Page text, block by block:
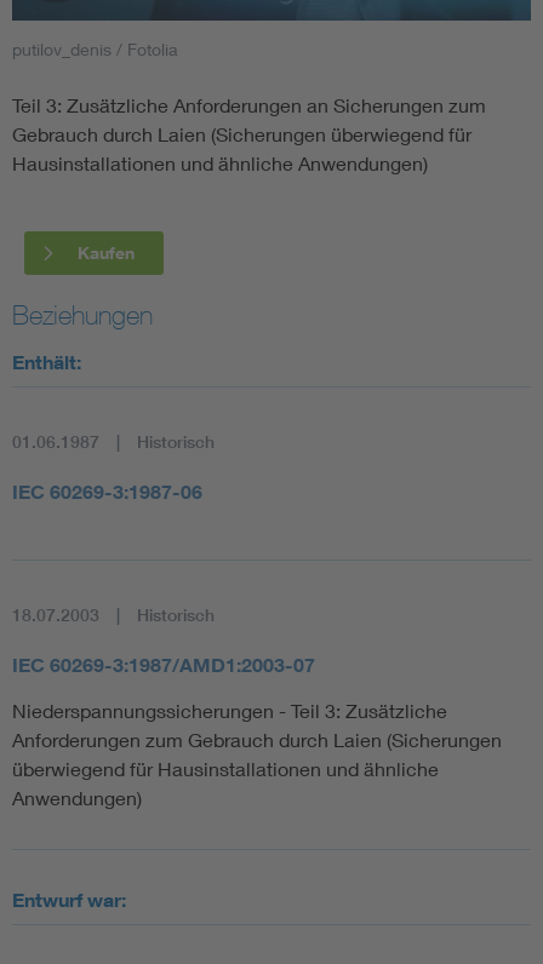
Smart Cities
DKE Fachinformationen im Kontext der Normung
Blitzschutz: DIN EN 62305 in der Übersicht
Circular Economy für mehr Ressourceneffizienz
Cybersecurity in der Industrieautomatisierung
Elektrofachkraft (EFK)
putilov_denis / Fotolia
Teil 3: Zusätzliche Anforderungen an Sicherungen zum
Gebrauch durch Laien (Sicherungen überwiegend für
Hausinstallationen und ähnliche Anwendungen)
Kaufen
Beziehungen
Enthält:
01.06.1987 Historisch
IEC 60269-3:1987-06
18.07.2003 Historisch
IEC 60269-3:1987/AMD1:2003-07
Niederspannungssicherungen - Teil 3: Zusätzliche
Anforderungen zum Gebrauch durch Laien (Sicherungen
überwiegend für Hausinstallationen und ähnliche
Anwendungen)
Entwurf war: